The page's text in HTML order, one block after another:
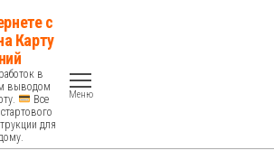
с
Карту
в
выводом
Все
для
Меню